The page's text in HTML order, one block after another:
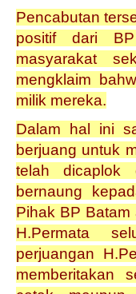
Pencabutan
positif dari
masyarakat
mengklaim
milik mereka.
Dalam hal ini
berjuang untuk
telah dicaplok
bernaung
Pihak BP
H.Permata
perjuangan
memberitakan